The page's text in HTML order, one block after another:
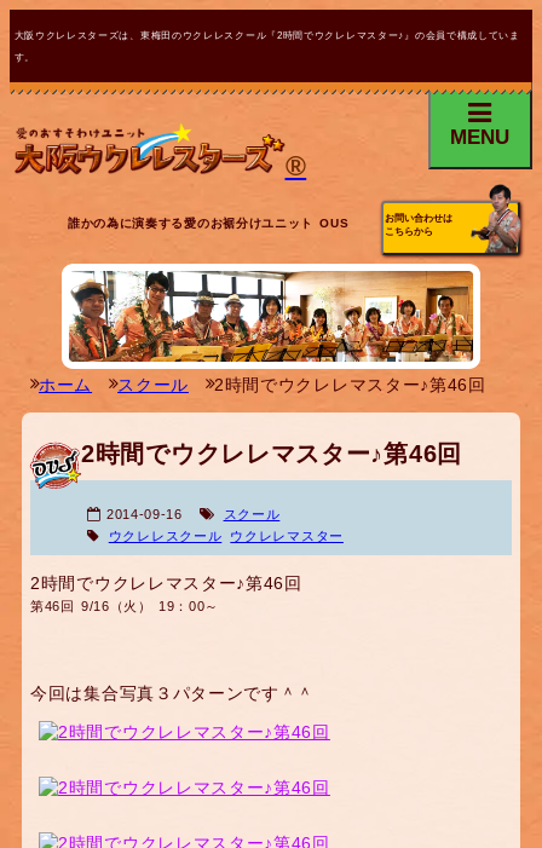
大阪ウクレレスターズは、東梅田のウクレレスクール『2時間でウクレレマスター♪』の会員で構成していま
す。
®
MENU
誰かの為に演奏する愛のお裾分けユニット OUS
お問い合わせは
こちらから
ホーム スクール 2時間でウクレレマスター♪第46回
2時間でウクレレマスター♪第46回
2014-09-16
スクール
ウクレレスクール
ウクレレマスター
2時間でウクレレマスター♪第46回
第46回 9/16（火） 19：00～
今回は集合写真３パターンです＾＾